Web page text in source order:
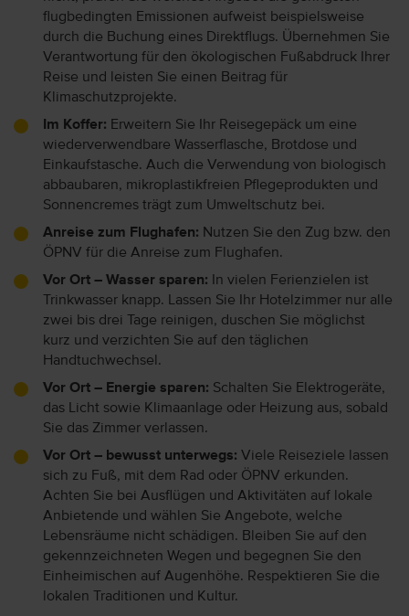
flugbedingten Emissionen aufweist beispielsweise
durch die Buchung eines Direktflugs. Übernehmen Sie
Verantwortung für den ökologischen Fußabdruck Ihrer
Reise und leisten Sie einen Beitrag für
Klimaschutzprojekte.
Im Koffer: Erweitern Sie Ihr Reisegepäck um eine
wiederverwendbare Wasserflasche, Brotdose und
Einkaufstasche. Auch die Verwendung von biologisch
abbaubaren, mikroplastikfreien Pflegeprodukten und
Sonnencremes trägt zum Umweltschutz bei.
Anreise zum Flughafen: Nutzen Sie den Zug bzw. den
ÖPNV für die Anreise zum Flughafen.
Vor Ort – Wasser sparen: In vielen Ferienzielen ist
Trinkwasser knapp. Lassen Sie Ihr Hotelzimmer nur alle
zwei bis drei Tage reinigen, duschen Sie möglichst
kurz und verzichten Sie auf den täglichen
Handtuchwechsel.
Vor Ort – Energie sparen: Schalten Sie Elektrogeräte,
das Licht sowie Klimaanlage oder Heizung aus, sobald
Sie das Zimmer verlassen.
Vor Ort – bewusst unterwegs: Viele Reiseziele lassen
sich zu Fuß, mit dem Rad oder ÖPNV erkunden.
Achten Sie bei Ausflügen und Aktivitäten auf lokale
Anbietende und wählen Sie Angebote, welche
Lebensräume nicht schädigen. Bleiben Sie auf den
gekennzeichneten Wegen und begegnen Sie den
Einheimischen auf Augenhöhe. Respektieren Sie die
lokalen Traditionen und Kultur.